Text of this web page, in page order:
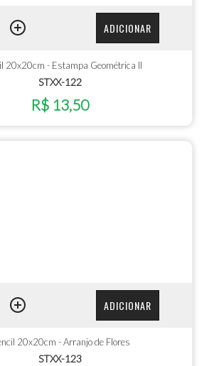
ADICIONAR
20x20cm - Estampa Geométrica II
STXX-122
R$ 13,50
ADICIONAR
20x20cm - Arranjo de Flores
STXX-123